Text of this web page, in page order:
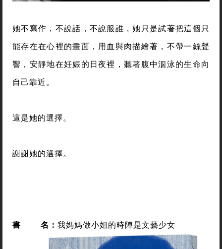
她不寫作，不說話，不說服誰，她只是試著把這個只
能存在在心裡的畫面，用血與肉描繪著，不帶一絲聲
響，安靜地在妊娠的日夜裡，聽著腹中泅泳的生命向
自己靠近。
這是她的選擇。
謝謝她的選擇。
書 名： 我媽媽做小姐的時陣是文藝少女